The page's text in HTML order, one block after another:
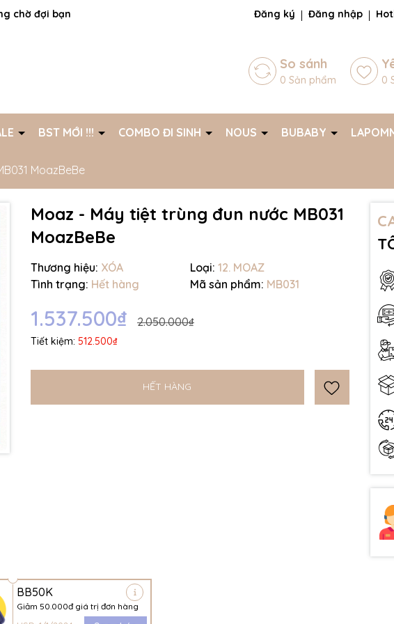
chờ đợi bạn Đăng ký Đăng nhập
So sánh
0 Sản phẩm 0
BST MỚI !!! COMBO ĐI SINH NOUS BUBABY
MoazBeBe
Moaz - Máy tiệt trùng đun nước MB031
MoazBeBe
Thương hiệu: XÓA Loại: 12. MOAZ
Tình trạng: Hết hàng Mã sản phẩm: MB031
1.537.500₫ 2.050.000₫
Tiết kiệm: 512.500₫
HẾT HÀNG
BB50K
Giảm 50.000đ giá trị đơn hàng
Mã giảm giá:
Ngày hết hạn:
Điều kiện: